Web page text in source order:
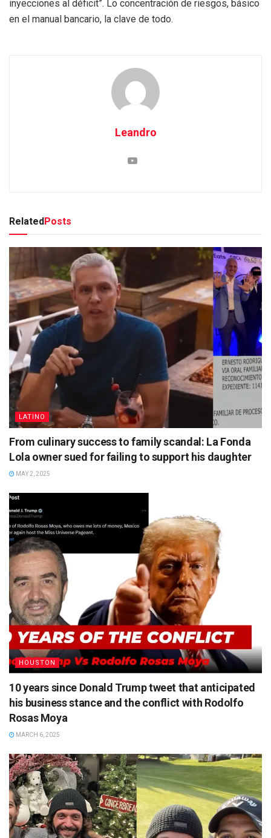
inyecciones al déficit”. Lo concentración de riesgos, básico
en el manual bancario, la clave de todo.
Leandro
Related Posts
LATINO
From culinary success to family scandal: La Fonda
Lola owner sued for failing to support his daughter
MAY 2, 2025
HOUSTON
10 years since Donald Trump tweet that anticipated
his business stance and the conflict with Rodolfo
Rosas Moya
MARCH 6, 2025